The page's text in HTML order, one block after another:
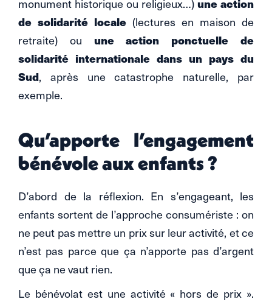
de solidarité locale (lectures en maison de
retraite) ou une action ponctuelle de
solidarité internationale dans un pays du
Sud, après une catastrophe naturelle, par
exemple.
Qu’apporte l’engagement
bénévole aux enfants ?
D’abord de la réflexion. En s’engageant, les
enfants sortent de l’approche consumériste : on
ne peut pas mettre un prix sur leur activité, et ce
n’est pas parce que ça n’apporte pas d’argent
que ça ne vaut rien.
Le bénévolat est une activité « hors de prix ».